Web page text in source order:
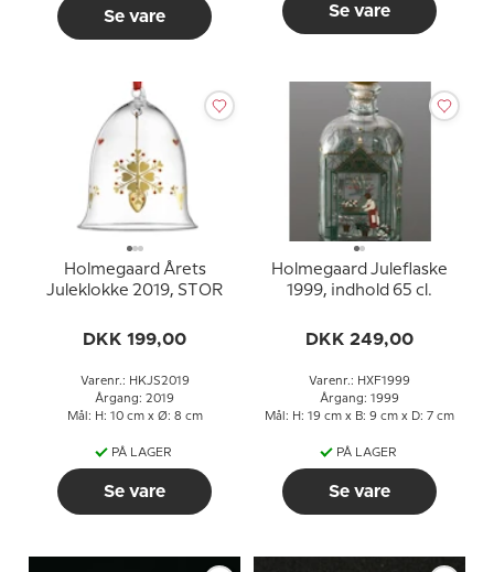
Se vare Se vare
Holmegaard Årets
Juleklokke 2019, STOR
DKK 199,00
Varenr.: HKJS2019
Årgang: 2019
Mål: H: 10 cm x Ø: 8 cm
PÅ LAGER
Se vare
Holmegaard Juleflaske
1999, indhold 65 cl.
DKK 249,00
Varenr.: HXF1999
Årgang: 1999
Mål: H: 19 cm x B: 9 cm x D: 7 cm
PÅ LAGER
Se vare